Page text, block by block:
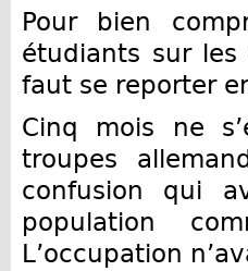
Pour bien
étudiants sur les
faut se reporter
Cinq mois ne
troupes
confusion qui
population
L’occupation